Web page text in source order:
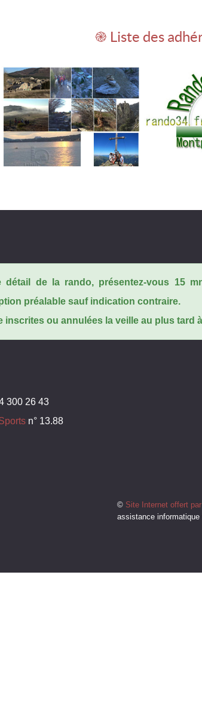
֎ Liste des
détail de la rando, présentez-vous 15
préalable sauf indication contraire.
inscrites ou annulées la veille au plus tard
300 26 43
n° 13.88
© Site Internet offert
assistance informatique